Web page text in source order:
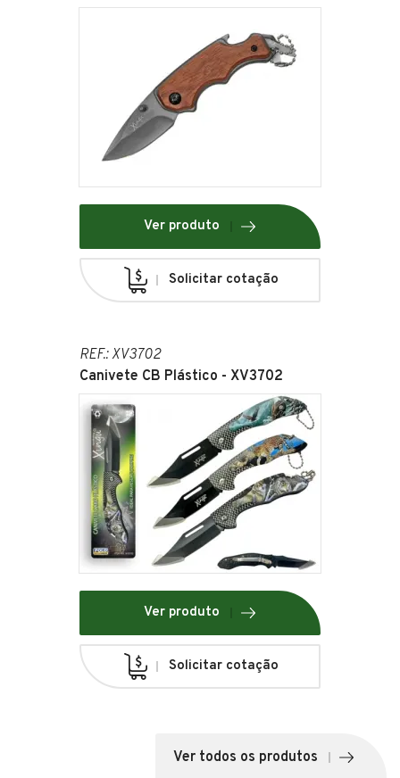
Ver produto
Solicitar cotação
REF.: XV3702
Canivete CB Plástico - XV3702
Ver produto
Solicitar cotação
Ver todos os produtos